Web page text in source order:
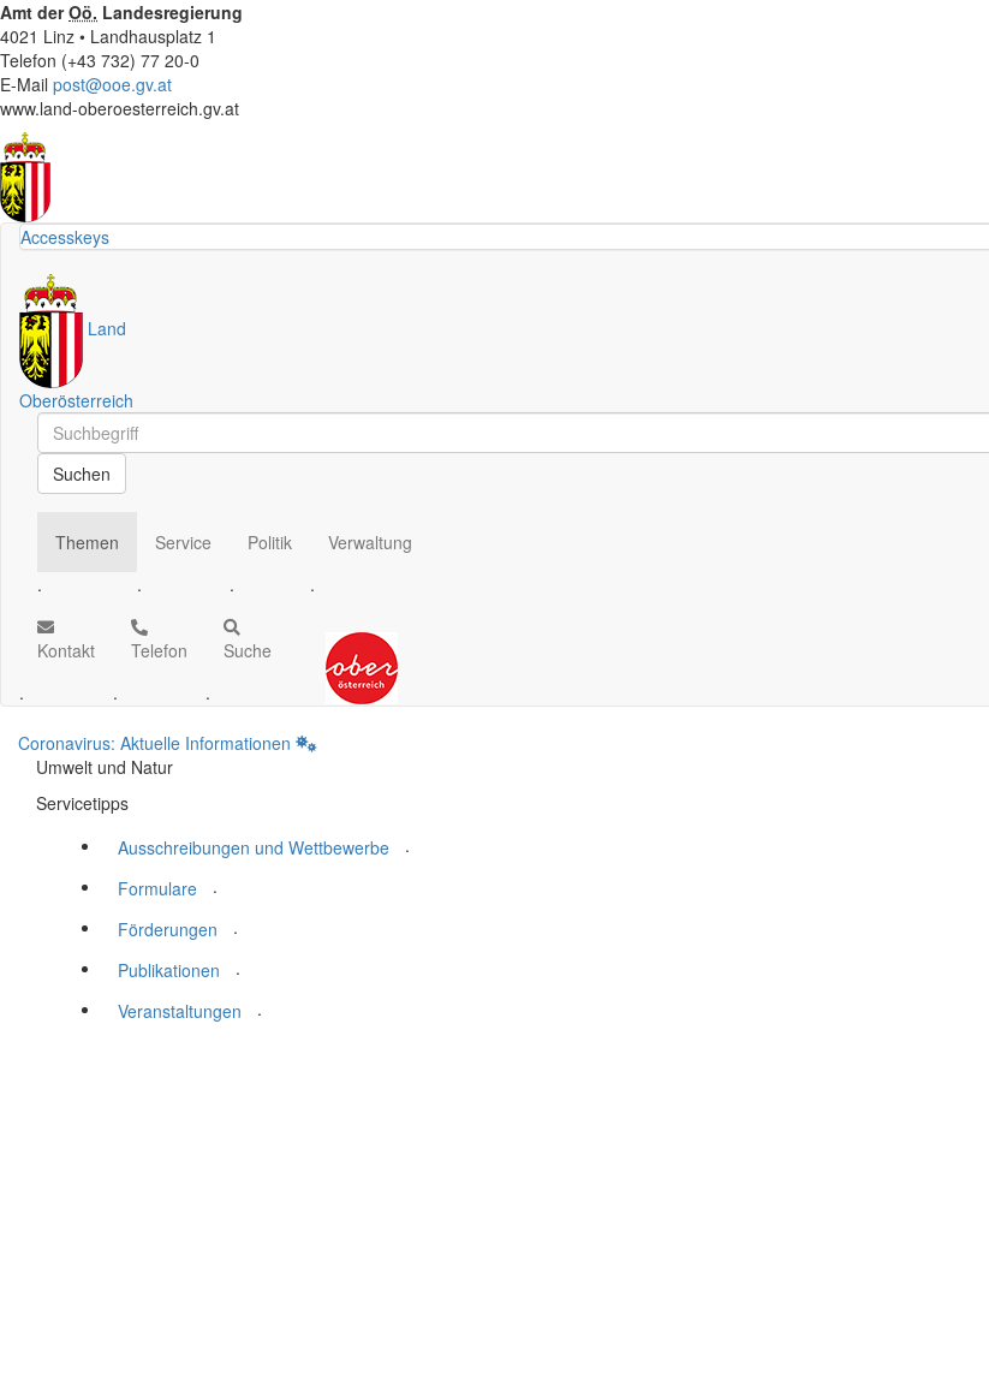
Amt derOö. Landesregierung
4021 Linz • Landhausplatz 1
Telefon (+43 732) 77 20-0
E-Mail post@ooe.gv.at
www.land-oberoesterreich.gv.at
Accesskeys
Land
Oberösterreich
Schnellsuche
Schnellsuche
Suchen
Themen
.
Service
.
Politik
.
Verwaltung
.
Kontakt
.
Telefon
.
Suche
.
Coronavirus: Aktuelle Informationen
Umwelt und Natur
Servicetipps
Ausschreibungen und Wettbewerbe
.
Formulare
.
Förderungen
.
Publikationen
.
Veranstaltungen
.